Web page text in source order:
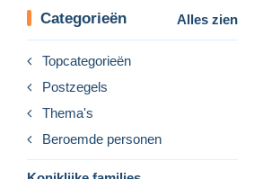
Categorieën Alles zien
Topcategorieën
Postzegels
Thema's
Beroemde personen